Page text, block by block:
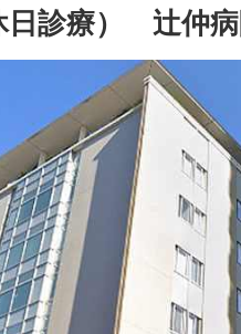
日診療） 辻仲